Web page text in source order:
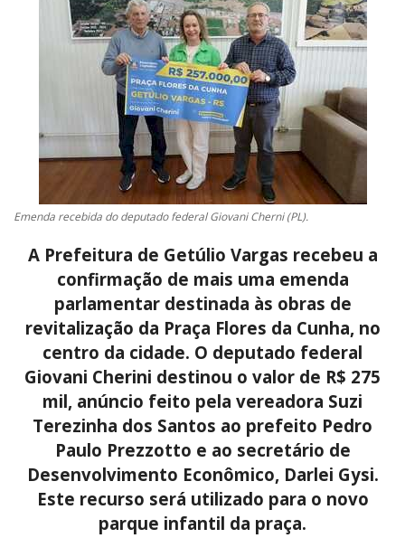
A FOLHA REGIONAL DIGITAL
Emenda recebida do deputado federal Giovani Cherni (PL).
A Prefeitura de Getúlio Vargas recebeu a
confirmação de mais uma emenda
parlamentar destinada às obras de
revitalização da Praça Flores da Cunha, no
centro da cidade. O deputado federal
Giovani Cherini destinou o valor de R$ 275
mil, anúncio feito pela vereadora Suzi
Terezinha dos Santos ao prefeito Pedro
Paulo Prezzotto e ao secretário de
Desenvolvimento Econômico, Darlei Gysi.
Este recurso será utilizado para o novo
parque infantil da praça.